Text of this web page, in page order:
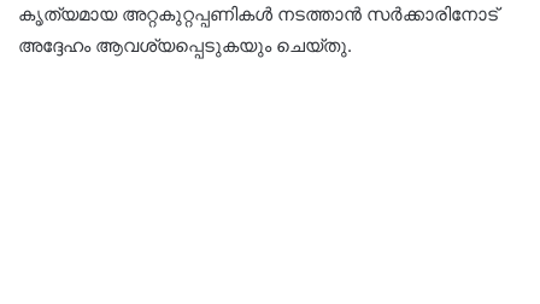
കൃത്യമായ അറ്റകുറ്റപ്പണികൾ നടത്താൻ സർക്കാരിനോട്
അദ്ദേഹം ആവശ്യപ്പെടുകയും ചെയ്തു.